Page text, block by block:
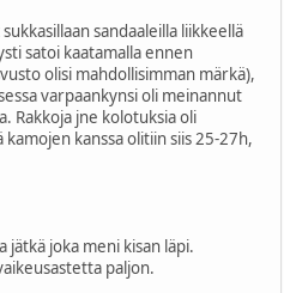
sandaaleilla liikkeellä
satoi kaatamalla ennen
olisi mahdollisimman märkä),
varpaankynsi oli meinannut
Rakkoja jne kolotuksia oli
kanssa olitiin siis 25-27h,
jätkä joka meni kisan läpi.
paljon.